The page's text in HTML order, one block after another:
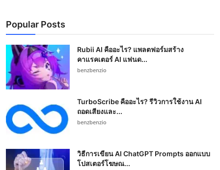
Popular Posts
Rubii AI คืออะไร? แพลตฟอร์มสร้าง
คาแรคเตอร์ AI แฟนด...
benzbenzio
TurboScribe คืออะไร? รีวิวการใช้งาน AI
ถอดเสียงและ...
benzbenzio
วิธีการเขียน AI ChatGPT Prompts ออกแบบ
โปสเตอร์โฆษณ...